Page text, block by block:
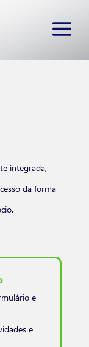
integrada,
da forma
e
e